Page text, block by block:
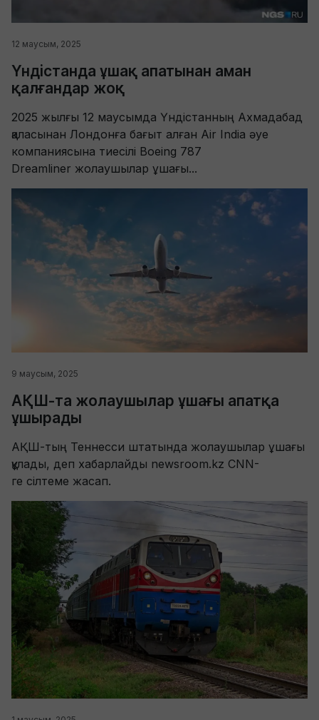
12 маусым, 2025
Үндістанда ұшақ апатынан аман
қалғандар жоқ
2025 жылғы 12 маусымда Үндістанның Ахмадабад
қаласынан Лондонға бағыт алған Air India әуе
компаниясына тиесілі Boeing 787
Dreamliner жолаушылар ұшағы...
9 маусым, 2025
АҚШ-та жолаушылар ұшағы апатқа
ұшырады
АҚШ-тың Теннесси штатында жолаушылар ұшағы
құлады, деп хабарлайды newsroom.kz CNN-
ге сілтеме жасап.